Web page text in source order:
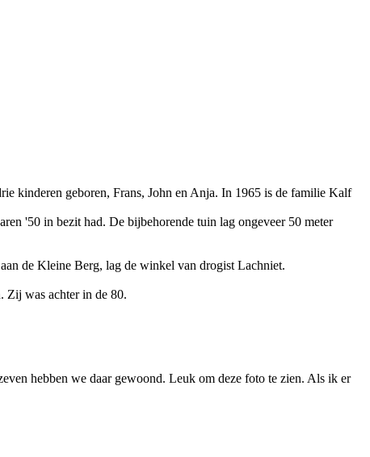
kinderen geboren, Frans, John en Anja. In 1965 is de familie Kalf
'50 in bezit had. De bijbehorende tuin lag ongeveer 50 meter
de Kleine Berg, lag de winkel van drogist Lachniet.
Zij was achter in de 80.
hebben we daar gewoond. Leuk om deze foto te zien. Als ik er